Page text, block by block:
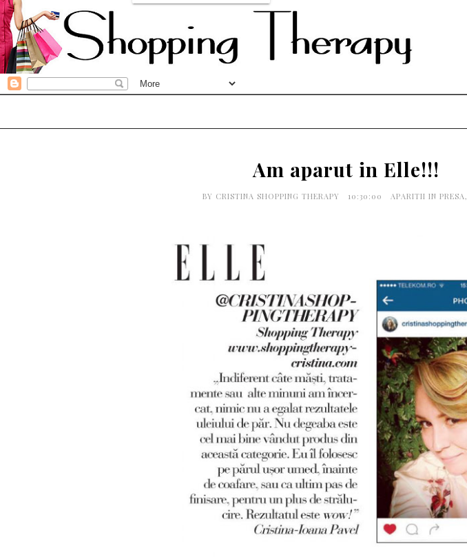
Am aparut in Elle!!!
BY CRISTINA SHOPPING THERAPY 10:30:00 APARITII IN PRESA,